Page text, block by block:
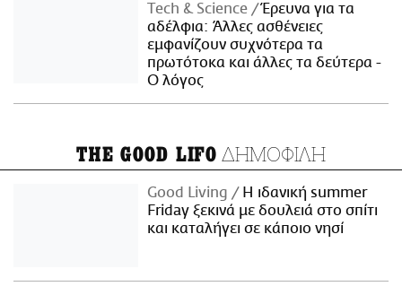
Τech & Science
Έρευνα για τα
αδέλφια: Άλλες ασθένειες
εμφανίζουν συχνότερα τα
πρωτότοκα και άλλες τα δεύτερα -
Ο λόγος
THE GOOD LIFO ΔΗΜΟΦΙΛΗ
Good Living
Η ιδανική summer
Friday ξεκινά με δουλειά στο σπίτι
και καταλήγει σε κάποιο νησί